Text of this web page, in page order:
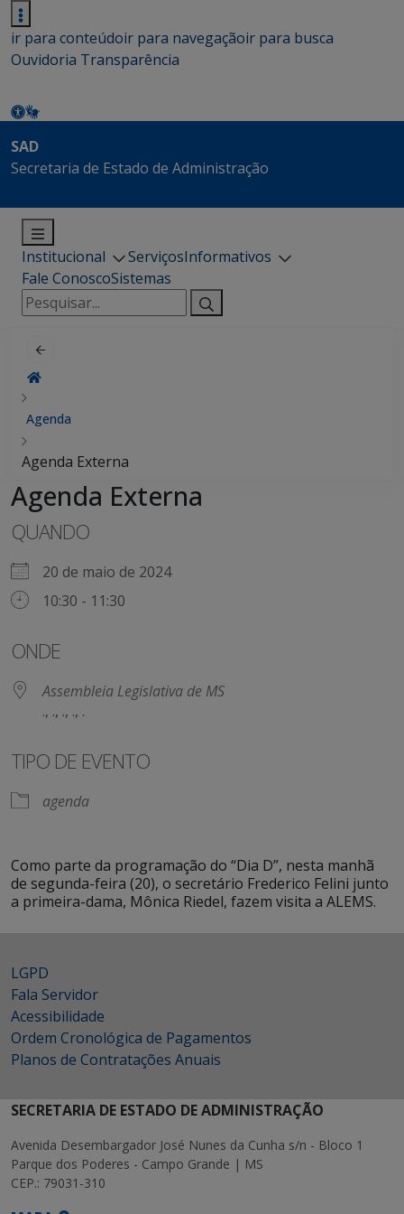
ir para conteúdoir para navegaçãoir para busca
Ouvidoria Transparência
SAD
Secretaria de Estado de Administração
Institucional ServiçosInformativos
Fale ConoscoSistemas
Pesquisar
por:
Agenda
Agenda Externa
Agenda Externa
QUANDO
20 de maio de 2024
10:30 - 11:30
ONDE
Assembleia Legislativa de MS
., ., ., ., .
TIPO DE EVENTO
agenda
Como parte da programação do “Dia D”, nesta manhã
de segunda-feira (20), o secretário Frederico Felini junto
a primeira-dama, Mônica Riedel, fazem visita a ALEMS.
LGPD
Fala Servidor
Acessibilidade
Ordem Cronológica de Pagamentos
Planos de Contratações Anuais
SECRETARIA DE ESTADO DE ADMINISTRAÇÃO
Avenida Desembargador José Nunes da Cunha s/n - Bloco 1
Parque dos Poderes - Campo Grande | MS
CEP.: 79031-310